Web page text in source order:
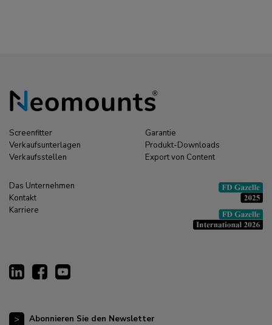
Screenfitter
Verkaufsunterlagen
Verkaufsstellen
Garantie
Produkt-Downloads
Export von Content
Das Unternehmen
Kontakt
Karriere
Abonnieren Sie den Newsletter